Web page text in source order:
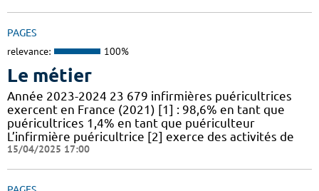
PAGES
relevance: 100%
Le métier
Année 2023-2024 23 679 infirmières puéricultrices
exercent en France (2021) [1] : 98,6% en tant que
puéricultrices 1,4% en tant que puériculteur
L’infirmière puéricultrice [2] exerce des activités de
15/04/2025 17:00